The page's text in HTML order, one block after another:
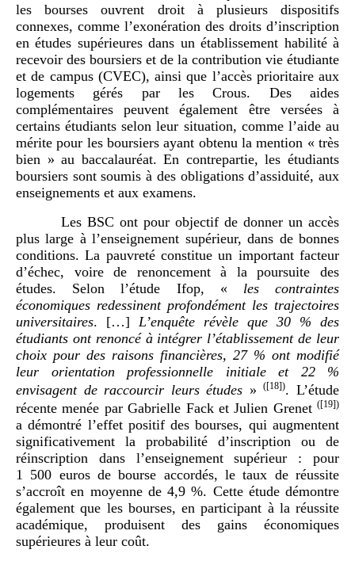
les bourses ouvrent droit à plusieurs dispositifs
connexes, comme l’exonération des droits d’inscription
en études supérieures dans un établissement habilité à
recevoir des boursiers et de la contribution vie étudiante
et de campus (CVEC), ainsi que l’accès prioritaire aux
logements gérés par les Crous. Des aides
complémentaires peuvent également être versées à
certains étudiants selon leur situation, comme l’aide au
mérite pour les boursiers ayant obtenu la mention « très
bien » au baccalauréat. En contrepartie, les étudiants
boursiers sont soumis à des obligations d’assiduité, aux
enseignements et aux examens.
Les BSC ont pour objectif de donner un accès
plus large à l’enseignement supérieur, dans de bonnes
conditions. La pauvreté constitue un important facteur
d’échec, voire de renoncement à la poursuite des
études. Selon l’étude Ifop, « les contraintes
économiques redessinent profondément les trajectoires
universitaires. […] L’enquête révèle que 30 % des
étudiants ont renoncé à intégrer l’établissement de leur
choix pour des raisons financières, 27 % ont modifié
leur orientation professionnelle initiale et 22
%
envisagent de raccourcir leurs études »([18]). L’étude
récente menée par Gabrielle Fack et Julien Grenet ([19])
a démontré l’effet positif des bourses, qui augmentent
significativement la probabilité d’inscription ou de
réinscription dans l’enseignement supérieur : pour
1 500 euros de bourse accordés, le taux de réussite
s’accroît en moyenne de 4,9 %. Cette étude démontre
également que les bourses, en participant à la réussite
académique, produisent des gains économiques
supérieures à leur coût.